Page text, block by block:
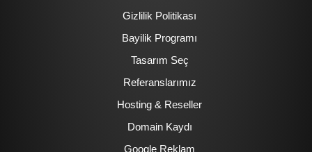
Gizlilik Politikası
Bayilik Programı
Tasarım Seç
Referanslarımız
Hosting & Reseller
Domain Kaydı
Google Reklam